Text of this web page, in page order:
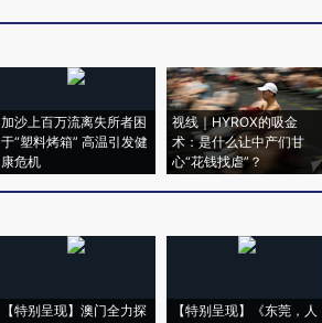
加沙上百万流离失所者困
于“塑料烤箱” 高温引发健
康危机
视线｜HYROX的吸金
术：是什么让中产们甘
心“花钱找虐”？
【特别呈现】澳门全力探
【特别呈现】《东莞，人